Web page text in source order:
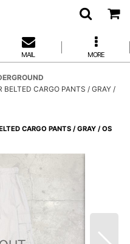
MAIL MORE
BELTED CARGO PANTS / GRAY /
CARGO PANTS / GRAY / OS